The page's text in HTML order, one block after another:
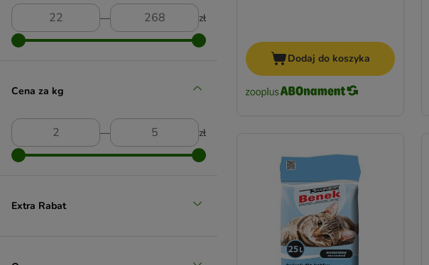
Vitakraft
4
― zł
Cena za kg
― zł
Extra Rabat
Dodaj do koszyka